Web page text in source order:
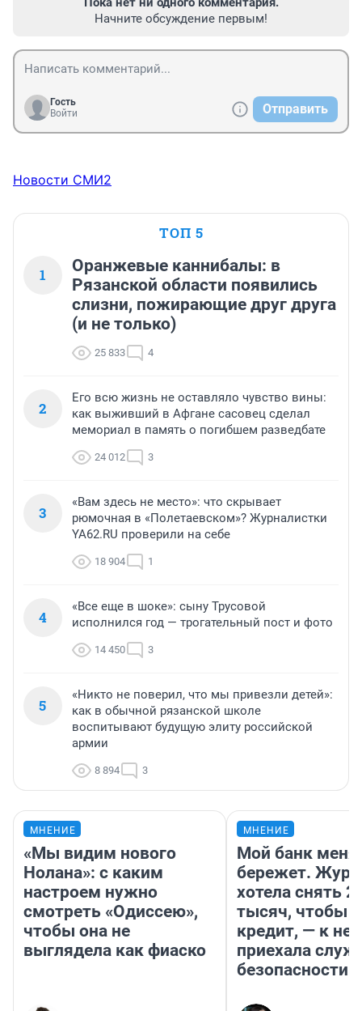
Начните обсуждение первым!
Гость
Войти
Отправить
Новости СМИ2
ТОП 5
1
Оранжевые каннибалы: в
Рязанской области появились
слизни, пожирающие друг друга
(и не только)
25 833 4
2
Его всю жизнь не оставляло чувство вины:
как выживший в Афгане сасовец сделал
мемориал в память о погибшем разведбате
24 012 3
3
«Вам здесь не место»: что скрывает
рюмочная в «Полетаевском»? Журналистки
YA62.RU проверили на себе
18 904 1
4
«Все еще в шоке»: сыну Трусовой
исполнился год — трогательный пост и фото
14 450 3
5
«Никто не поверил, что мы привезли детей»:
как в обычной рязанской школе
воспитывают будущую элиту российской
армии
8 894 3
МНЕНИЕ
«Мы видим нового
Нолана»: с каким
настроем нужно
смотреть «Одиссею»,
чтобы она не
выглядела как фиаско
МНЕНИЕ
Мой банк меня
бережет.
хотела снять
тысяч, чтобы
кредит, — к
приехала
безопасности